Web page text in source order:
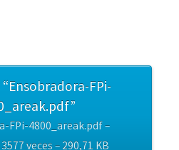
FPi-
FPi-4800_areak.pdf –
veces – 290,71 KB